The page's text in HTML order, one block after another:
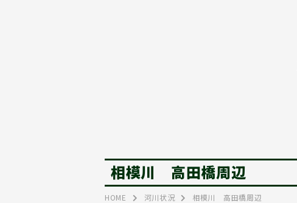
相模川 高田橋周辺
HOME 河川状況 相模川 高田橋周辺